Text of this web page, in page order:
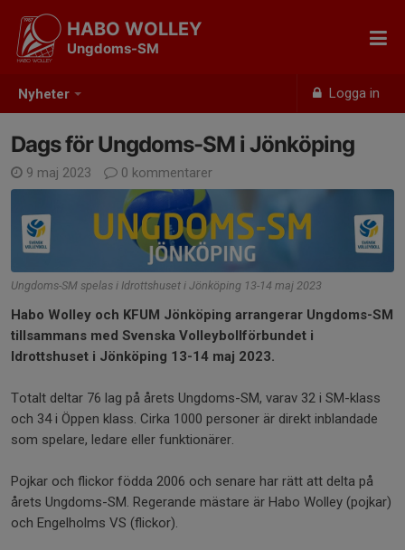
Nyheter Logga in
HABO WOLLEY
Ungdoms-SM
Dags för Ungdoms-SM i Jönköping
9 maj 2023 0 kommentarer
Ungdoms-SM spelas i Idrottshuset i Jönköping 13-14 maj 2023
Habo Wolley och KFUM Jönköping arrangerar Ungdoms-SM
tillsammans med Svenska Volleybollförbundet i
Idrottshuset i Jönköping 13-14 maj 2023.
Totalt deltar 76 lag på årets Ungdoms-SM, varav 32 i SM-klass
och 34 i Öppen klass. Cirka 1000 personer är direkt inblandade
som spelare, ledare eller funktionärer.
Pojkar och flickor födda 2006 och senare har rätt att delta på
årets Ungdoms-SM. Regerande mästare är Habo Wolley (pojkar)
och Engelholms VS (flickor).